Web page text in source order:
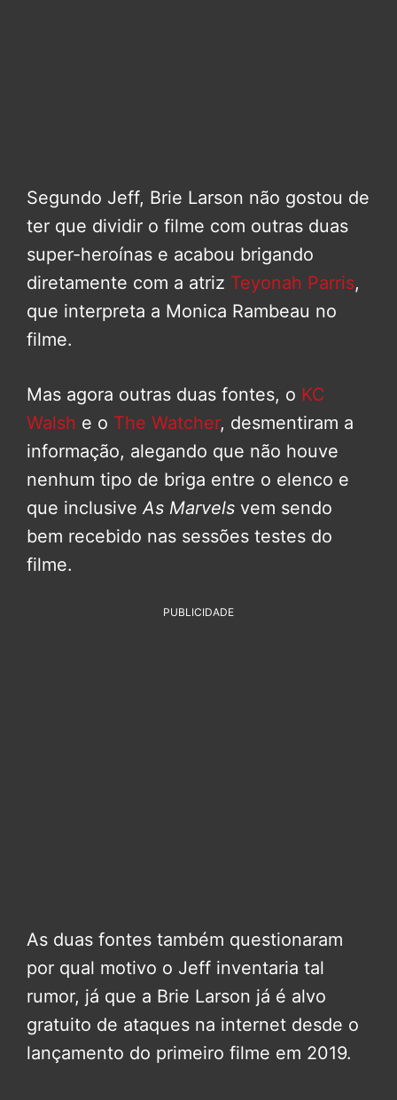
Segundo Jeff, Brie Larson não gostou de
ter que dividir o filme com outras duas
super-heroínas e acabou brigando
diretamente com a atriz Teyonah Parris,
que interpreta a Monica Rambeau no
filme.
Mas agora outras duas fontes, o KC
Walsh e o The Watcher, desmentiram a
informação, alegando que não houve
nenhum tipo de briga entre o elenco e
que inclusiveAs Marvels vem sendo
bem recebido nas sessões testes do
filme.
PUBLICIDADE
As duas fontes também questionaram
por qual motivo o Jeff inventaria tal
rumor, já que a Brie Larson já é alvo
gratuito de ataques na internet desde o
lançamento do primeiro filme em 2019.